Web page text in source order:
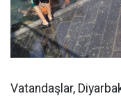
Vatandaşlar,